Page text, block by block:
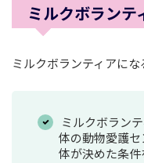
ミルクボランテ
ミルクボランティアに
ミルクボラン
体の動物愛護
体が決めた条件